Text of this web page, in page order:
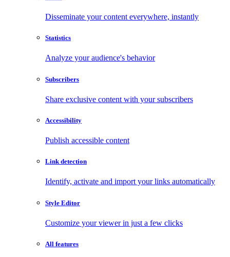
Disseminate your content everywhere, instantly
Statistics
Analyze your audience's behavior
Subscribers
Share exclusive content with your subscribers
Accessibility
Publish accessible content
Link detection
Identify, activate and import your links automatically
Style Editor
Customize your viewer in just a few clicks
All features